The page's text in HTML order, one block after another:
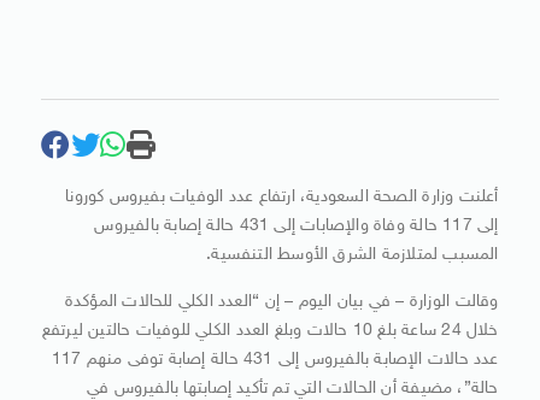
أعلنت وزارة الصحة السعودية، ارتفاع عدد الوفيات بفيروس كورونا
إلى 117 حالة وفاة والإصابات إلى 431 حالة إصابة بالفيروس
المسبب لمتلازمة الشرق الأوسط التنفسية.
وقالت الوزارة – في بيان اليوم – إن “العدد الكلي للحالات المؤكدة
خلال 24 ساعة بلغ 10 حالات وبلغ العدد الكلي للوفيات حالتين ليرتفع
عدد حالات الإصابة بالفيروس إلى 431 حالة إصابة توفى منهم 117
حالة”، مضيفة أن الحالات التي تم تأكيد إصابتها بالفيروس في